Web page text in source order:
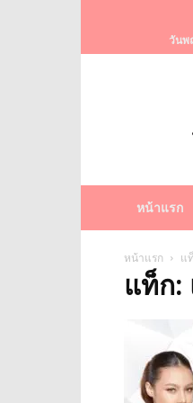
วันพ
เรื่อง
ราว
ครีม
หน้า
ขาว
หน้าแรก
หน้าแรก แ
แท็ก: